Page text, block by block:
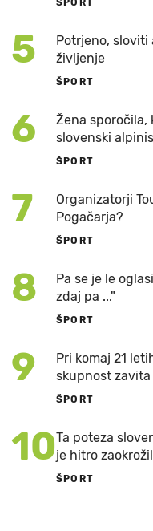
ŠPORT
5
Potrjeno,
življenje
ŠPORT
6
Žena sporočila,
slovenski
ŠPORT
7
Organizatorji
Pogačarja?
ŠPORT
8
Pa se je le
zdaj pa ..."
ŠPORT
9
Pri komaj 21
skupnost
ŠPORT
10Ta poteza
je hitro
ŠPORT